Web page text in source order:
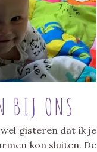
BIJ ONS
gisteren dat ik je
kon sluiten. De